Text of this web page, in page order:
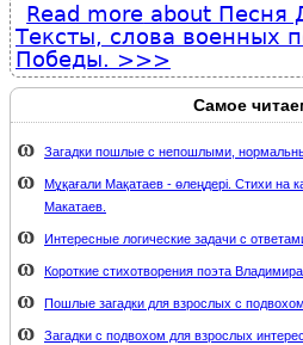
Read more about Песня
Тексты, слова военных
Победы.
Самое
Загадки пошлые с непошлыми,
Мұқағали Мақатаев - өлеңдері. Стихи на
Макатаев.
Интересные логические задачи с
Короткие стихотворения поэта
Пошлые загадки для взрослых с подвохом
Загадки с подвохом для взрослых